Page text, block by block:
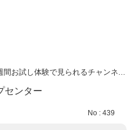
間お試し体験で見られるチャンネ...
No : 439